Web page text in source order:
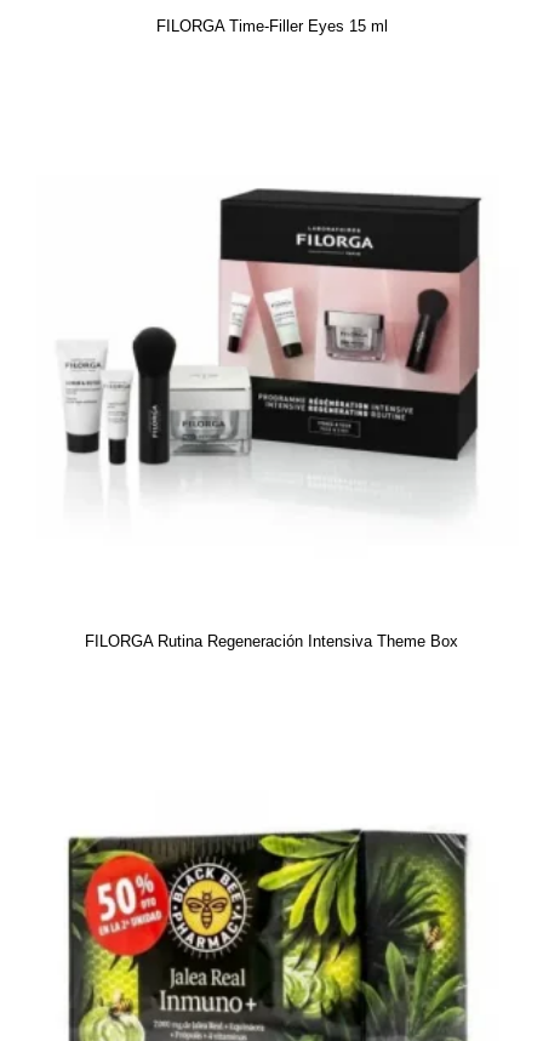
FILORGA Time-Filler Eyes 15 ml
FILORGA Rutina Regeneración Intensiva Theme Box